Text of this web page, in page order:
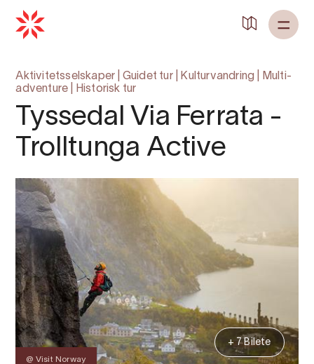
Aktivitetsselskaper Guidet tur| Kulturvandring
Multi-
adventure
Historisk tur
Tyssedal Via Ferrata -
Trolltunga Active
@ Visit Norway
+ 7 Bilete